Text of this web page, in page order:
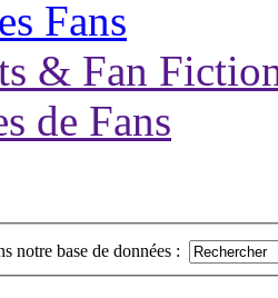
Fans
& Fan
de Fans
notre base de données :